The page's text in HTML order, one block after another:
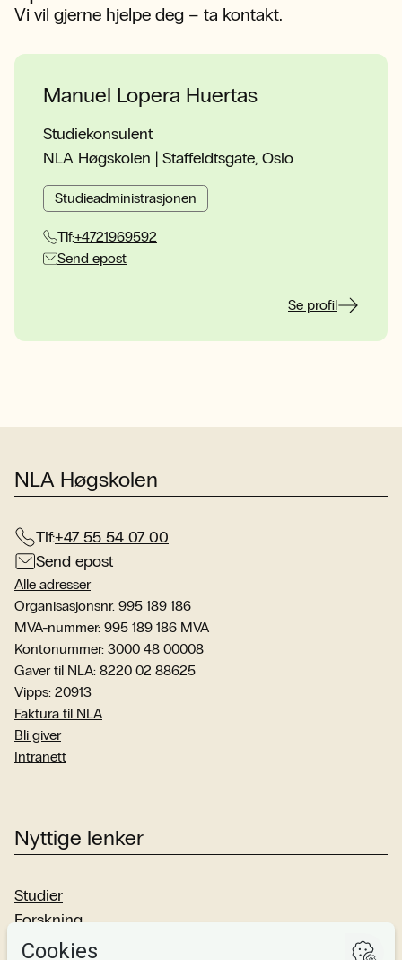
Vi vil gjerne hjelpe deg – ta kontakt.
Manuel Lopera Huertas
Studiekonsulent
NLA Høgskolen | Staffeldtsgate, Oslo
Studieadministrasjonen
Tlf:+4721969592
Send epost
Se profil
NLA Høgskolen
Tlf:+47 55 54 07 00
Send epost
Alle adresser
Organisasjonsnr. 995 189 186
MVA-nummer: 995 189 186 MVA
Kontonummer: 3000 48 00008
Gaver til NLA: 8220 02 88625
Vipps: 20913
Faktura til NLA
Bli giver
Intranett
Nyttige lenker
Studier
Forskning
Om oss